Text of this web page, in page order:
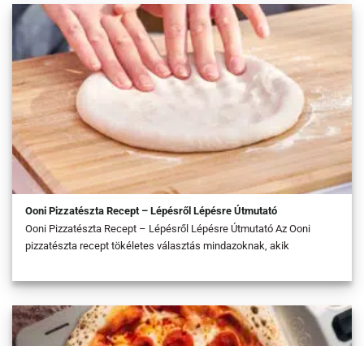
Ooni Pizzatészta Recept – Lépésről Lépésre Útmutató
Ooni Pizzatészta Recept – Lépésről Lépésre Útmutató Az Ooni
pizzatészta recept tökéletes választás mindazoknak, akik